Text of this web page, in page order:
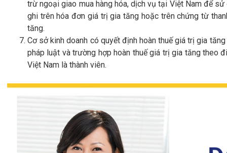
trừ ngoại giao mua hàng hóa, dịch vụ tại Việt Nam để
ghi trên hóa đơn giá trị gia tăng hoặc trên chứng từ
tăng.
Cơ sở kinh doanh có quyết định hoàn thuế giá trị gia
pháp luật và trường hợp hoàn thuế giá trị gia tăng theo
Việt Nam là thành viên.